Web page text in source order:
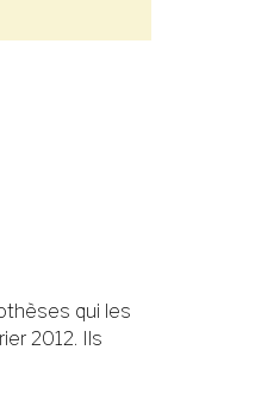
qui les
2012. Ils